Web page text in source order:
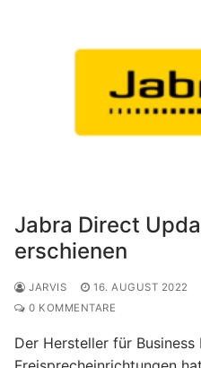
Jabra Direct
erschienen
JARVIS 16. AUGUST 2022
0 KOMMENTARE
Der Hersteller für Business